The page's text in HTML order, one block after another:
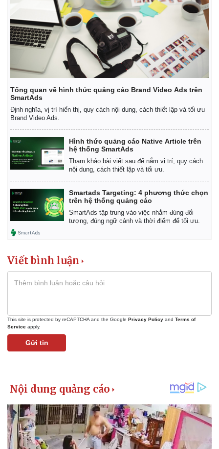
Tổng quan về hình thức quảng cáo Brand Video Ads trên
SmartAds
Định nghĩa, vị trí hiển thị, quy cách nội dung, cách thiết lập và tối ưu
Brand Video Ads.
Hình thức quảng cáo Native Article trên
hệ thống SmartAds
Tham khảo bài viết sau để nắm vị trí, quy cách
nội dung, cách thiết lập và tối ưu.
Smartads Targeting: 4 phương thức chọn
trên hệ thống quảng cáo
SmartAds tập trung vào việc nhắm đúng đối
tượng, đúng ngữ cảnh và thời điểm để tối ưu.
Viết bình luận
This site is protected by reCAPTCHA and the Google Privacy Policy and Terms of
Service apply.
Gửi tin